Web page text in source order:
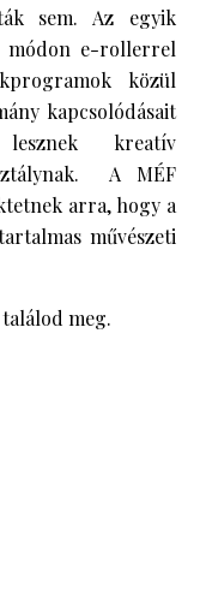
sem. Az egyik
módon e-rollerrel
közül
kapcsolódásait
kreatív
A MÉF
arra, hogy a
művészeti
találod meg.